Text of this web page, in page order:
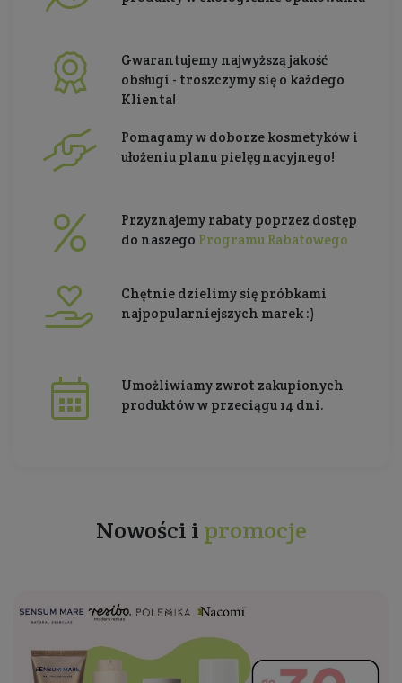
Gwarantujemy najwyższą jakość
obsługi - troszczymy się o każdego
Klienta!
Pomagamy w doborze kosmetyków i
ułożeniu planu pielęgnacyjnego!
Przyznajemy rabaty poprzez dostęp
do naszego Programu Rabatowego
Chętnie dzielimy się próbkami
najpopularniejszych marek :)
Umożliwiamy zwrot zakupionych
produktów w przeciągu 14 dni.
Nowości i promocje